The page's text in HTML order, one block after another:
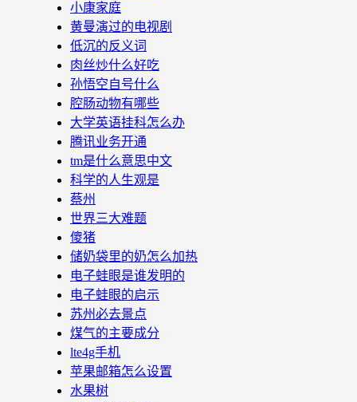
小康家庭
黄曼演过的电视剧
低沉的反义词
肉丝炒什么好吃
孙悟空自号什么
腔肠动物有哪些
大学英语挂科怎么办
腾讯业务开通
tm是什么意思中文
科学的人生观是
蔡州
世界三大难题
傻猪
储奶袋里的奶怎么加热
电子蛙眼是谁发明的
电子蛙眼的启示
苏州必去景点
煤气的主要成分
lte4g手机
苹果邮箱怎么设置
水果树